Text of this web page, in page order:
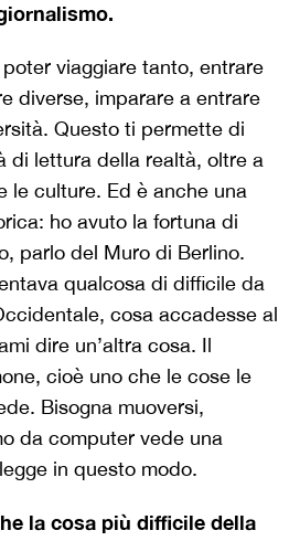
viaggiare tanto, entrare
diverse, imparare a entrare
Questo ti permette di
di lettura della realtà, oltre a
le culture. Ed è anche una
ho avuto la fortuna di
parlo del Muro di Berlino.
qualcosa di difficile da
cosa accadesse al
dire un’altra cosa. Il
cioè uno che le cose le
Bisogna muoversi,
da computer vede una
in questo modo.
la cosa più difficile della